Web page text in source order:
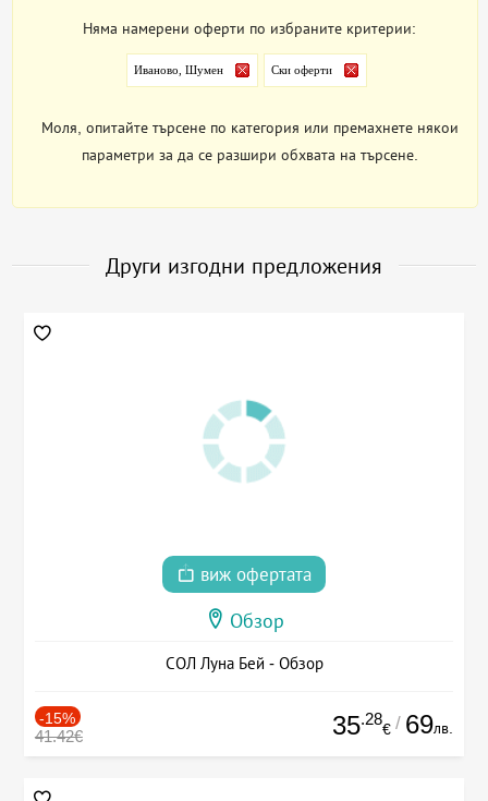
Няма намерени оферти по избраните критерии:
Иваново, Шумен Ски оферти
Моля, опитайте търсене по категория или премахнете някои
параметри за да се разшири обхвата на търсене.
Други изгодни предложения
виж офертата
Обзор
СОЛ Луна Бей - Обзор
-15%
41.42€ 35.28
€ / 69лв.